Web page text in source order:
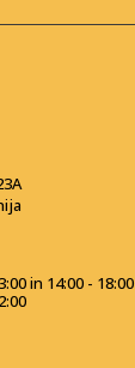
in 14:00 - 18:00